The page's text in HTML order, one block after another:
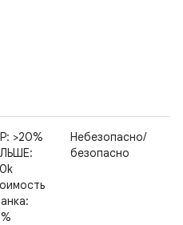
>20%
Небезопасно/
безопасно